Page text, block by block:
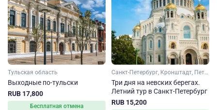
Тульская область
Выходные по-тульски
RUB 17,800
Бесплатная отмена
Санкт-Петербург, Кронштадт, Петергоф
Три дня на невских берегах.
Летний тур в Санкт-Петербург
RUB 15,200